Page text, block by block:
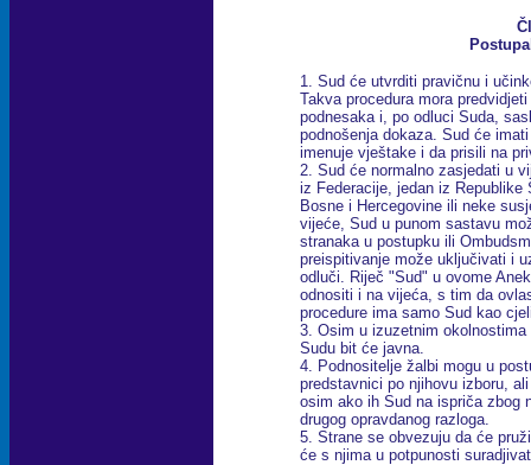
1. Sud će utvrditi pravičnu i
Takva procedura mora
podnesaka i, po odluci Suda,
podnošenja dokaza. Sud će
imenuje vještake i da prisili na
2. Sud će normalno zasjedati u
iz Federacije, jedan iz
Bosne i Hercegovine ili neke
vijeće, Sud u punom sastavu
stranaka u postupku ili
preispitivanje može uključivati i
odluči. Riječ "Sud" u ovome
odnositi i na vijeća, s tim da
procedure ima samo Sud kao
3. Osim u izuzetnim
Sudu bit će javna.
4. Podnositelje žalbi mogu u
predstavnici po njihovu izboru,
osim ako ih Sud na ispriča zbog
drugog opravdanog razloga.
5. Strane se obvezuju da će
će s njima u potpunosti